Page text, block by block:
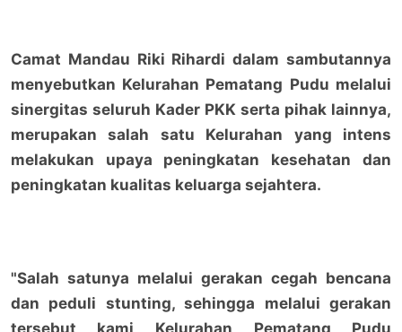
Camat Mandau Riki Rihardi dalam sambutannya
menyebutkan Kelurahan Pematang Pudu melalui
sinergitas seluruh Kader PKK serta pihak lainnya,
merupakan salah satu Kelurahan yang intens
melakukan upaya peningkatan kesehatan dan
peningkatan kualitas keluarga sejahtera.
"Salah satunya melalui gerakan cegah bencana
dan peduli stunting, sehingga melalui gerakan
tersebut kami Kelurahan Pematang Pudu